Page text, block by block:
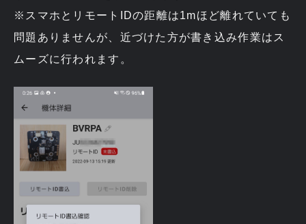
※スマホとリモートIDの距離は1mほど離れていても
問題ありませんが、近づけた方が書き込み作業はス
ムーズに行われます。